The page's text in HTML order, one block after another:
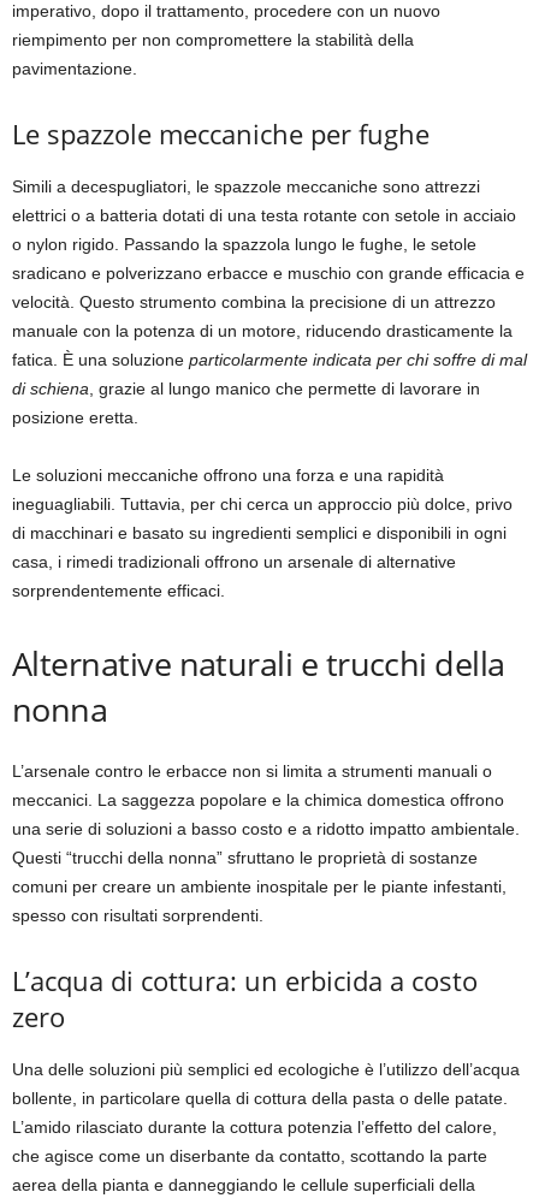
imperativo, dopo il trattamento, procedere con un nuovo
riempimento per non compromettere la stabilità della
pavimentazione.
Le spazzole meccaniche per fughe
Simili a decespugliatori, le spazzole meccaniche sono attrezzi
elettrici o a batteria dotati di una testa rotante con setole in acciaio
o nylon rigido. Passando la spazzola lungo le fughe, le setole
sradicano e polverizzano erbacce e muschio con grande efficacia e
velocità. Questo strumento combina la precisione di un attrezzo
manuale con la potenza di un motore, riducendo drasticamente la
fatica. È una soluzione particolarmente indicata per chi soffre di mal
di schiena , grazie al lungo manico che permette di lavorare in
posizione eretta.
Le soluzioni meccaniche offrono una forza e una rapidità
ineguagliabili. Tuttavia, per chi cerca un approccio più dolce, privo
di macchinari e basato su ingredienti semplici e disponibili in ogni
casa, i rimedi tradizionali offrono un arsenale di alternative
sorprendentemente efficaci.
Alternative naturali e trucchi della
nonna
L’arsenale contro le erbacce non si limita a strumenti manuali o
meccanici. La saggezza popolare e la chimica domestica offrono
una serie di soluzioni a basso costo e a ridotto impatto ambientale.
Questi “trucchi della nonna” sfruttano le proprietà di sostanze
comuni per creare un ambiente inospitale per le piante infestanti,
spesso con risultati sorprendenti.
L’acqua di cottura: un erbicida a costo
zero
Una delle soluzioni più semplici ed ecologiche è l’utilizzo dell’acqua
bollente, in particolare quella di cottura della pasta o delle patate.
L’amido rilasciato durante la cottura potenzia l’effetto del calore,
che agisce come un diserbante da contatto, scottando la parte
aerea della pianta e danneggiando le cellule superficiali della